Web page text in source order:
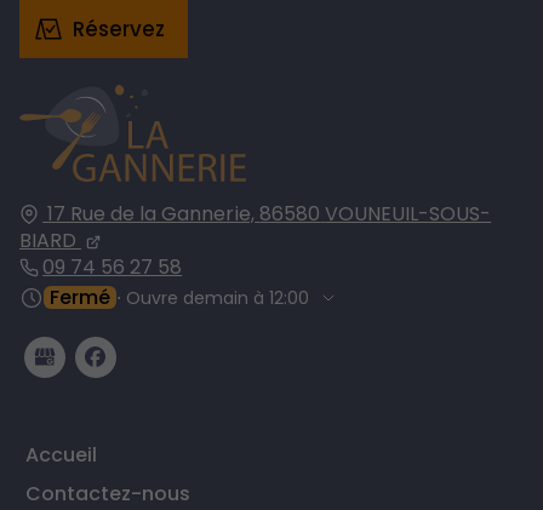
17 Rue de la Gannerie, 86580 VOUNEUIL-SOUS-
BIARD
09 74 56 27 58
Fermé ⋅ Ouvre demain à 12:00
Accueil
Contactez-nous
Réservez